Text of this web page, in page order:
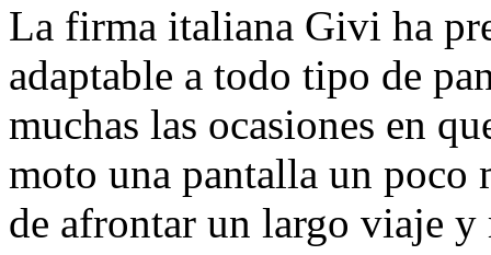
La firma italiana Givi ha
adaptable a todo tipo de
muchas las ocasiones en
moto una pantalla un poco
de afrontar un largo viaje